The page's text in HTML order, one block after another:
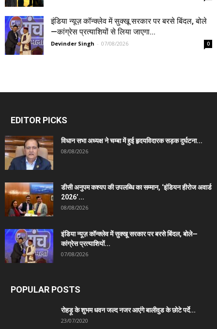
इंडिया न्यूज़ कॉन्क्लेव में सुक्खू सरकार पर बरसे बिंदल, बोले
—कांग्रेस प्रत्याशियों से लिया जाएगा...
Devinder Singh - 07/08/2026 0
EDITOR PICKS
विधान सभा अध्यक्ष ने चम्बा में हुई हृदयविदारक सड़क दुर्घटना...
08/08/2026
डीसी अनुपम कश्यप की उपलब्धि का सम्मान, ‘इंडियन हीरोज अवार्ड
2026’...
08/08/2026
इंडिया न्यूज़ कॉन्क्लेव में सुक्खू सरकार पर बरसे बिंदल, बोले—
कांग्रेस प्रत्याशियों...
07/08/2026
POPULAR POSTS
रोहड़ू के शुभम धवन जल्द नजर आएंगे बालीवुड के छोटे पर्दे...
23/07/2020